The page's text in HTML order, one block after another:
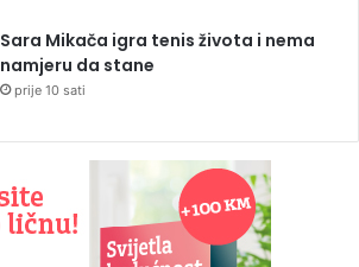
Sara Mikača igra tenis života i nema
namjeru da stane
prije 10 sati